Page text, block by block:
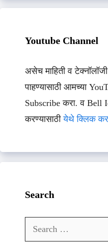
Youtube Channel
असेच माहिती व
पाहण्यासाठी आमच्या
Subscribe करा. व Bell
करण्यासाठीयेथे क्लिक
Search
Search
for: